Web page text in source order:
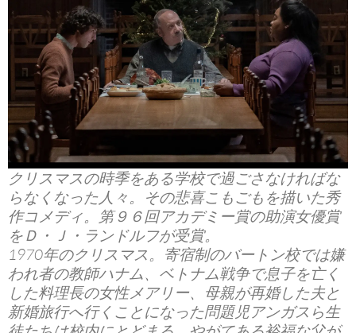
クリスマスの時季をある学校で過ごさなければな
らなくなった人々。その悲喜こもごもを描いた秀
作コメディ。第９６回アカデミー賞の助演女優賞
をＤ・Ｊ・ランドルフが受賞。
1970年のクリスマス。寄宿制のバートン校では嫌
われ者の教師ハナム、ベトナム戦争で息子を亡く
した料理長の女性メアリー、母親が再婚した夫と
新婚旅行へ行くことになった問題児アンガスら生